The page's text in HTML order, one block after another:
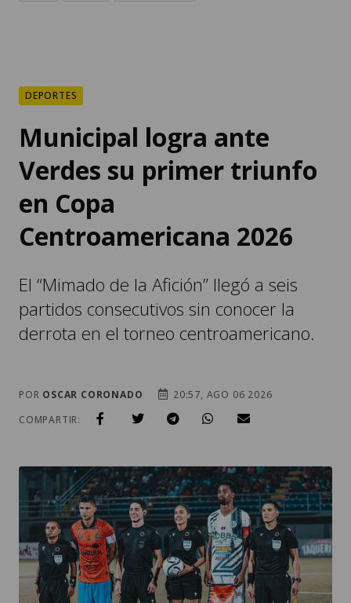
DEPORTES
Municipal logra ante
Verdes su primer triunfo
en Copa
Centroamericana 2026
El “Mimado de la Afición” llegó a seis
partidos consecutivos sin conocer la
derrota en el torneo centroamericano.
POR OSCAR CORONADO
20:57, AGO 06 2026
COMPARTIR: